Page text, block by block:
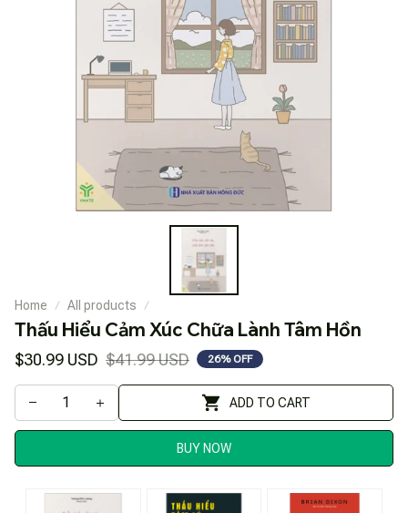
Home All products
Thấu Hiểu Cảm Xúc Chữa Lành Tâm Hồn
$30.99 USD $41.99 USD 26% OFF
ADD TO CART
BUY NOW